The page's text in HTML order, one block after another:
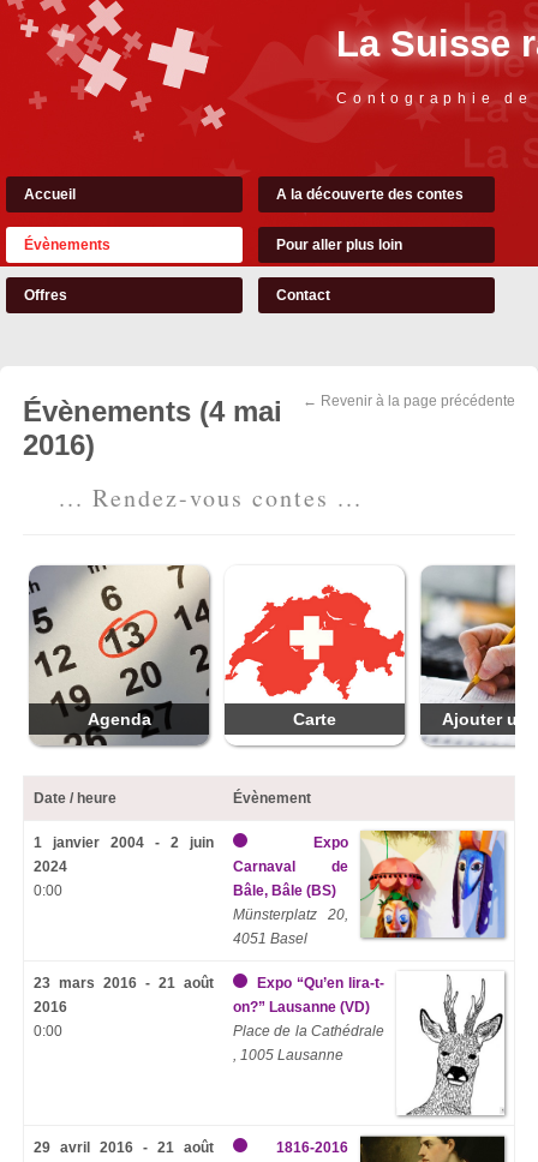
La Suisse
Contographie
Accueil A la découverte des contes
Évènements Pour aller plus loin
Offres Contact
← Revenir à la page précédente
Évènements (4 mai
2016)
... Rendez-vous contes ...
Agenda Carte Ajouter
Date / heure Évènement
1 janvier 2004 - 2 juin
2024
0:00
Expo
Carnaval de
Bâle, Bâle (BS)
Münsterplatz 20,
4051 Basel
23 mars 2016 - 21 août
2016
0:00
Expo “Qu’en lira-t-
on?” Lausanne (VD)
Place de la Cathédrale
, 1005 Lausanne
29 avril 2016 - 21 août
1816-2016